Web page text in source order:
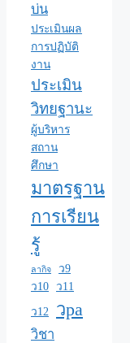
บ่น
ประเมินผล
การปฏิบัติ
งาน
ประเมิน
วิทยฐานะ
ผู้บริหาร
สถาน
ศึกษา
มาตรฐาน
การเรียน
รู้
ลากิจ
ว9
ว10 ว11
ว12 วpa
วิชา